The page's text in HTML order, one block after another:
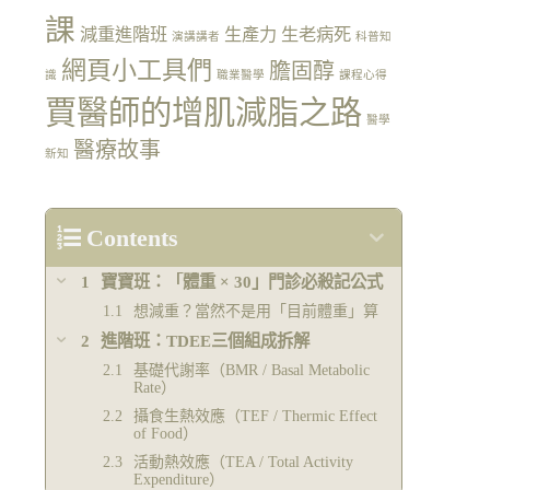
課 減重進階班 演講講者 生產力 生老病死 科普知
識 網頁小工具們 職業醫學 膽固醇 課程心得
賈醫師的增肌減脂之路 醫學
新知 醫療故事
Contents
寶寶班：「體重 × 30」門診必殺記公式
想減重？當然不是用「目前體重」算
進階班：TDEE三個組成拆解
基礎代謝率（BMR / Basal Metabolic
Rate）
攝食生熱效應（TEF / Thermic Effect
of Food）
活動熱效應（TEA / Total Activity
Expenditure）